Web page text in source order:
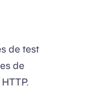
de test
de